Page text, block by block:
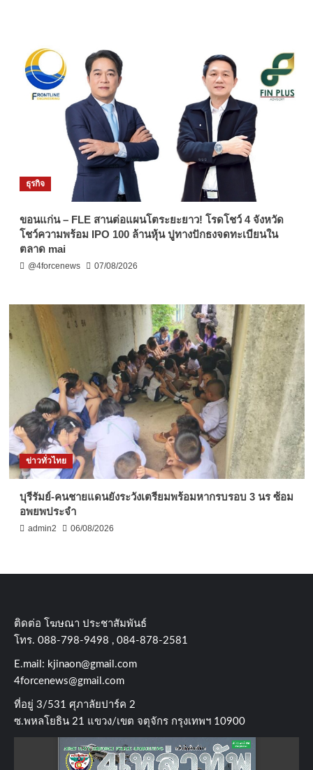
ธุรกิจ
ขอนแก่น – FLE สานต่อแผนโตระยะยาว! โรดโชว์ 4 จังหวัด
โชว์ความพร้อม IPO 100 ล้านหุ้น ปูทางปักธงจดทะเบียนใน
ตลาด mai
@4forcenews 07/08/2026
ข่าวทั่วไทย
บุรีรัมย์-คนชายแดนยังระวังเตรียมพร้อมหากรบรอบ 3 นร ซ้อม
อพยพประจำ
admin2 06/08/2026
ติดต่อ​ โฆษณา​ ประชาสัมพันธ์
โทร​. 088-798-9498 , 084-878-2581
E.mail: kjinaon@gmail.com
4forcenews@gmail.com
ที่อยู่​ 3/531​ ศุภาลัยปาร์ค​ 2
ซ.พหลโยธิน​ 21​ แขวง/เขต​ จตุจักร​ กรุงเทพฯ 10900